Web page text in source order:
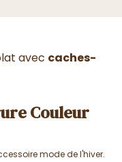
avec caches-
Couleur
mode de l'hiver.